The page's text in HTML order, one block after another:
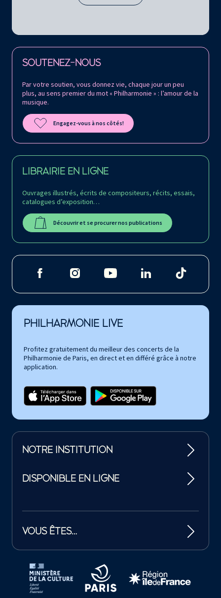
SOUTENEZ-NOUS
Par votre soutien, vous donnez vie, chaque jour un peu
plus, au sens premier du mot « Philharmonie » : l’amour de la
musique.
Engagez-vous à nos côtés!
LIBRAIRIE EN LIGNE
Ouvrages illustrés, écrits de compositeurs, récits, essais,
catalogues d’exposition…
Découvrir et se procurer nos publications
Retrouvez la Philharmonie de Paris sur
PHILHARMONIE LIVE
Profitez gratuitement du meilleur des concerts de la
Philharmonie de Paris, en direct et en différé grâce à notre
application.
NOTRE INSTITUTION
DISPONIBLE EN LIGNE
VOUS ÊTES…
Tutelles et mécènes de la Philharmonie de Paris